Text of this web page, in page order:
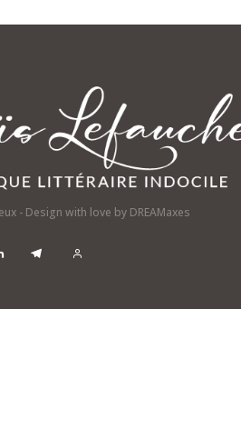
- Design with love by DREAMaxes